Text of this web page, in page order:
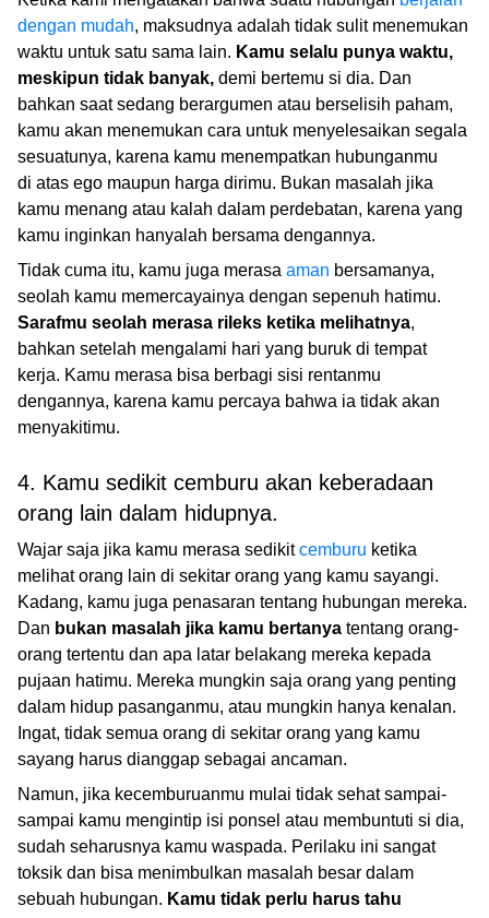
dengan mudah, maksudnya adalah tidak sulit menemukan
waktu untuk satu sama lain. Kamu selalu punya waktu,
meskipun tidak banyak, demi bertemu si dia. Dan
bahkan saat sedang berargumen atau berselisih paham,
kamu akan menemukan cara untuk menyelesaikan segala
sesuatunya, karena kamu menempatkan hubunganmu
di atas ego maupun harga dirimu. Bukan masalah jika
kamu menang atau kalah dalam perdebatan, karena yang
kamu inginkan hanyalah bersama dengannya.
Tidak cuma itu, kamu juga merasa aman bersamanya,
seolah kamu memercayainya dengan sepenuh hatimu.
Sarafmu seolah merasa rileks ketika melihatnya,
bahkan setelah mengalami hari yang buruk di tempat
kerja. Kamu merasa bisa berbagi sisi rentanmu
dengannya, karena kamu percaya bahwa ia tidak akan
menyakitimu.
4. Kamu sedikit cemburu akan keberadaan
orang lain dalam hidupnya.
Wajar saja jika kamu merasa sedikitcemburu ketika
melihat orang lain di sekitar orang yang kamu sayangi.
Kadang, kamu juga penasaran tentang hubungan mereka.
Dan bukan masalah jika kamu bertanya tentang orang-
orang tertentu dan apa latar belakang mereka kepada
pujaan hatimu. Mereka mungkin saja orang yang penting
dalam hidup pasanganmu, atau mungkin hanya kenalan.
Ingat, tidak semua orang di sekitar orang yang kamu
sayang harus dianggap sebagai ancaman.
Namun, jika kecemburuanmu mulai tidak sehat sampai-
sampai kamu mengintip isi ponsel atau membuntuti si dia,
sudah seharusnya kamu waspada. Perilaku ini sangat
toksik dan bisa menimbulkan masalah besar dalam
sebuah hubungan. Kamu tidak perlu harus tahu